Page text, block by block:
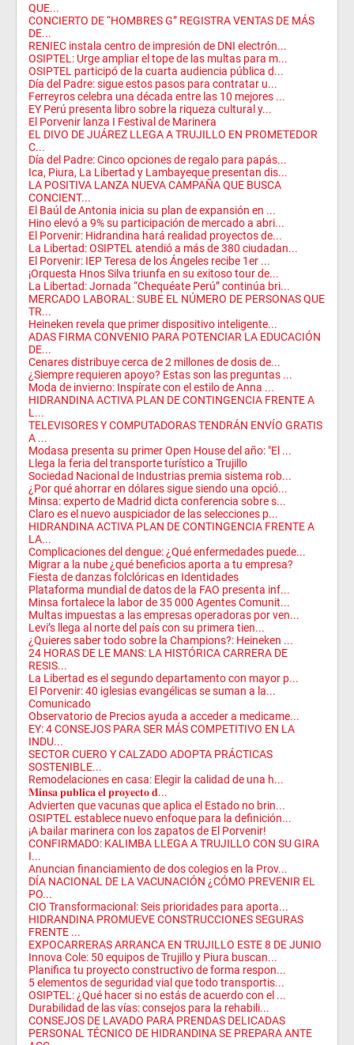
QUE...
CONCIERTO DE “HOMBRES G” REGISTRA VENTAS DE MÁS
DE...
RENIEC instala centro de impresión de DNI electrón...
OSIPTEL: Urge ampliar el tope de las multas para m...
OSIPTEL participó de la cuarta audiencia pública d...
Día del Padre: sigue estos pasos para contratar u...
Ferreyros celebra una década entre las 10 mejores ...
EY Perú presenta libro sobre la riqueza cultural y...
El Porvenir lanza I Festival de Marinera
EL DIVO DE JUÁREZ LLEGA A TRUJILLO EN PROMETEDOR
C...
Día del Padre: Cinco opciones de regalo para papás...
Ica, Piura, La Libertad y Lambayeque presentan dis...
LA POSITIVA LANZA NUEVA CAMPAÑA QUE BUSCA
CONCIENT...
El Baúl de Antonia inicia su plan de expansión en ...
Hino elevó a 9% su participación de mercado a abri...
El Porvenir: Hidrandina hará realidad proyectos de...
La Libertad: OSIPTEL atendió a más de 380 ciudadan...
El Porvenir: IEP Teresa de los Ángeles recibe 1er ...
¡Orquesta Hnos Silva triunfa en su exitoso tour de...
La Libertad: Jornada “Chequéate Perú” continúa bri...
MERCADO LABORAL: SUBE EL NÚMERO DE PERSONAS QUE
TR...
Heineken revela que primer dispositivo inteligente...
ADAS FIRMA CONVENIO PARA POTENCIAR LA EDUCACIÓN
DE...
Cenares distribuye cerca de 2 millones de dosis de...
¿Siempre requieren apoyo? Estas son las preguntas ...
Moda de invierno: Inspírate con el estilo de Anna ...
HIDRANDINA ACTIVA PLAN DE CONTINGENCIA FRENTE A
L...
TELEVISORES Y COMPUTADORAS TENDRÁN ENVÍO GRATIS
A ...
Modasa presenta su primer Open House del año: "El ...
Llega la feria del transporte turístico a Trujillo
Sociedad Nacional de Industrias premia sistema rob...
¿Por qué ahorrar en dólares sigue siendo una opció...
Minsa: experto de Madrid dicta conferencia sobre s...
Claro es el nuevo auspiciador de las selecciones p...
HIDRANDINA ACTIVA PLAN DE CONTINGENCIA FRENTE A
LA...
Complicaciones del dengue: ¿Qué enfermedades puede...
Migrar a la nube ¿qué beneficios aporta a tu empresa?
Fiesta de danzas folclóricas en Identidades
Plataforma mundial de datos de la FAO presenta inf...
Minsa fortalece la labor de 35 000 Agentes Comunit...
Multas impuestas a las empresas operadoras por ven...
Levi’s llega al norte del país con su primera tien...
¿Quieres saber todo sobre la Champions?: Heineken ...
24 HORAS DE LE MANS: LA HISTÓRICA CARRERA DE
RESIS...
La Libertad es el segundo departamento con mayor p...
El Porvenir: 40 iglesias evangélicas se suman a la...
Comunicado
Observatorio de Precios ayuda a acceder a medicame...
EY: 4 CONSEJOS PARA SER MÁS COMPETITIVO EN LA
INDU...
SECTOR CUERO Y CALZADO ADOPTA PRÁCTICAS
SOSTENIBLE...
Remodelaciones en casa: Elegir la calidad de una h...
𝐌𝐢𝐧𝐬𝐚 𝐩𝐮𝐛𝐥𝐢𝐜𝐚 𝐞𝐥 𝐩𝐫𝐨𝐲𝐞𝐜𝐭𝐨 𝐝...
Advierten que vacunas que aplica el Estado no brin...
OSIPTEL establece nuevo enfoque para la definición...
¡A bailar marinera con los zapatos de El Porvenir!
CONFIRMADO: KALIMBA LLEGA A TRUJILLO CON SU GIRA
I...
Anuncian financiamiento de dos colegios en la Prov...
DÍA NACIONAL DE LA VACUNACIÓN ¿CÓMO PREVENIR EL
PO...
CIO Transformacional: Seis prioridades para aporta...
HIDRANDINA PROMUEVE CONSTRUCCIONES SEGURAS
FRENTE ...
EXPOCARRERAS ARRANCA EN TRUJILLO ESTE 8 DE JUNIO
Innova Cole: 50 equipos de Trujillo y Piura buscan...
Planifica tu proyecto constructivo de forma respon...
5 elementos de seguridad vial que todo transportis...
OSIPTEL: ¿Qué hacer si no estás de acuerdo con el ...
Durabilidad de las vías: consejos para la rehabili...
CONSEJOS DE LAVADO PARA PRENDAS DELICADAS
PERSONAL TÉCNICO DE HIDRANDINA SE PREPARA ANTE